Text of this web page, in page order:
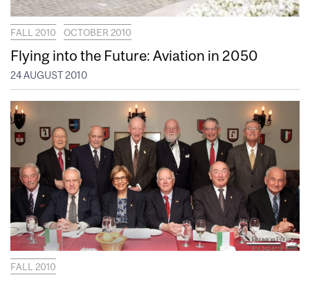
FALL 2010 OCTOBER 2010
Flying into the Future: Aviation in 2050
24 AUGUST 2010
FALL 2010